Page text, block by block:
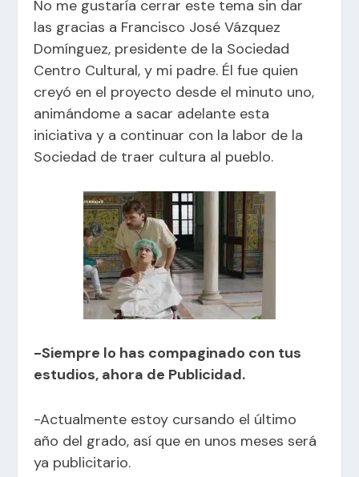
No me gustaría cerrar este tema sin dar
las gracias a Francisco José Vázquez
Domínguez, presidente de la Sociedad
Centro Cultural, y mi padre. Él fue quien
creyó en el proyecto desde el minuto uno,
animándome a sacar adelante esta
iniciativa y a continuar con la labor de la
Sociedad de traer cultura al pueblo.
-Siempre lo has compaginado con tus
estudios, ahora de Publicidad.
-Actualmente estoy cursando el último
año del grado, así que en unos meses será
ya publicitario.